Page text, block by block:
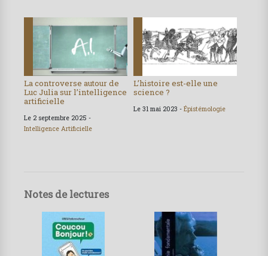
La controverse autour de
Luc Julia sur l’intelligence
artificielle
Le 2 septembre 2025 -
Intelligence Artificielle
L’histoire est-elle une
science ?
Le 31 mai 2023 - Épistémologie
Notes de lectures